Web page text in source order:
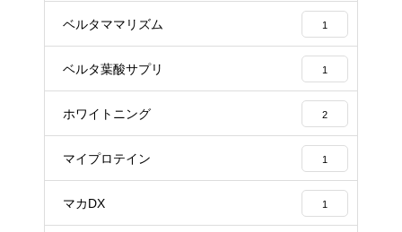
ベルタママリズム 1
ベルタ葉酸サプリ 1
ホワイトニング 2
マイプロテイン 1
マカDX 1